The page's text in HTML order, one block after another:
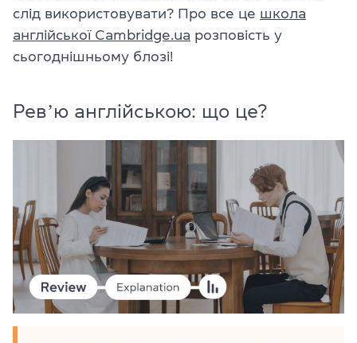
слід використовувати? Про все це школа
англійської Cambridge.ua розповість у
сьогоднішньому блозі!
Ревʼю англійською: що це?